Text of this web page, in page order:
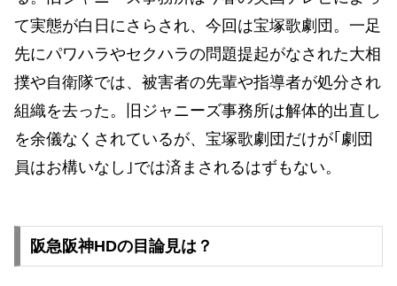
て実態が白日にさらされ、今回は宝塚歌劇団。一足
先にパワハラやセクハラの問題提起がなされた大相
撲や自衛隊では、被害者の先輩や指導者が処分され
組織を去った。旧ジャニーズ事務所は解体的出直し
を余儀なくされているが、宝塚歌劇団だけが｢劇団
員はお構いなし｣では済まされるはずもない。
阪急阪神HDの目論見は？